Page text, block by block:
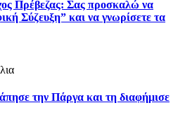
Πρέβεζας: Σας προσκαλώ να
Σύζευξη” και να γνωρίσετε τα
την Πάργα και τη διαφήμισε